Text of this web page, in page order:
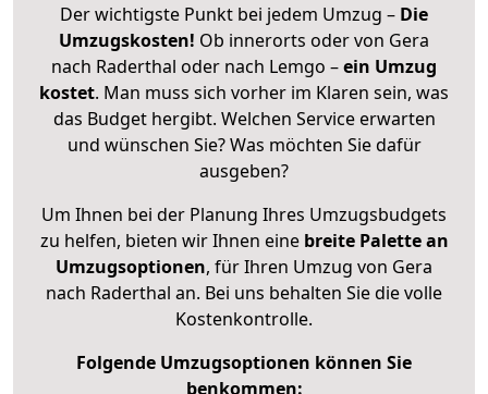
Der wichtigste Punkt bei jedem Umzug – Die
Umzugskosten! Ob innerorts oder von Gera
nach Raderthal oder nach Lemgo –ein Umzug
kostet. Man muss sich vorher im Klaren sein, was
das Budget hergibt. Welchen Service erwarten
und wünschen Sie? Was möchten Sie dafür
ausgeben?
Um Ihnen bei der Planung Ihres Umzugsbudgets
zu helfen, bieten wir Ihnen eine breite Palette an
Umzugsoptionen, für Ihren Umzug von Gera
nach Raderthal an. Bei uns behalten Sie die volle
Kostenkontrolle.
Folgende Umzugsoptionen können Sie
benkommen: